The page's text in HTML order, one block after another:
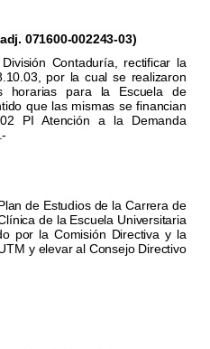
071600-002243-03)
Contaduría, rectificar la
por la cual se realizaron
horarias para la Escuela de
que las mismas se financian
PI Atención a la Demanda
de Estudios de la Carrera de
de la Escuela Universitaria
por la Comisión Directiva y la
y elevar al Consejo Directivo